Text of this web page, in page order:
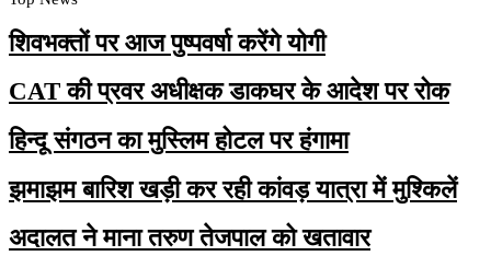
शिवभक्तों पर आज पुष्पवर्षा करेंगे योगी
CAT की प्रवर अधीक्षक डाकघर के आदेश पर रोक
हिन्दू संगठन का मुस्लिम होटल पर हंगामा
झमाझम बारिश खड़ी कर रही कांवड़ यात्रा में मुश्किलें
अदालत ने माना तरुण तेजपाल को खतावार